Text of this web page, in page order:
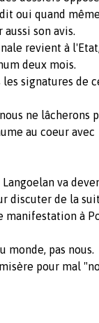
oui quand
son avis.
revient à
deux mois.
les signatures de
ne lâcherons
au coeur
va
discuter de la
manifestation à
monde, pas nous.
pour mal